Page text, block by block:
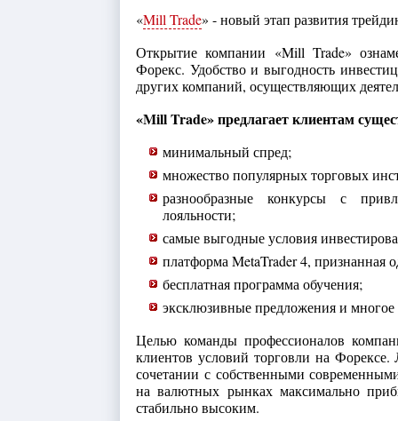
«Mill Trade» - новый этап развития
Открытие компании «Mill Trade»
Форекс. Удобство и выгодность
других компаний, осуществляющих
«Mill Trade» предлагает клиентам
минимальный спред;
множество популярных торговых
разнообразные конкурсы с
лояльности;
самые выгодные условия
платформа MetaTrader 4, признанная
бесплатная программа обучения;
эксклюзивные предложения и многое
Целью команды профессионалов
клиентов условий торговли на
сочетании с собственными
на валютных рынках максимально
стабильно высоким.